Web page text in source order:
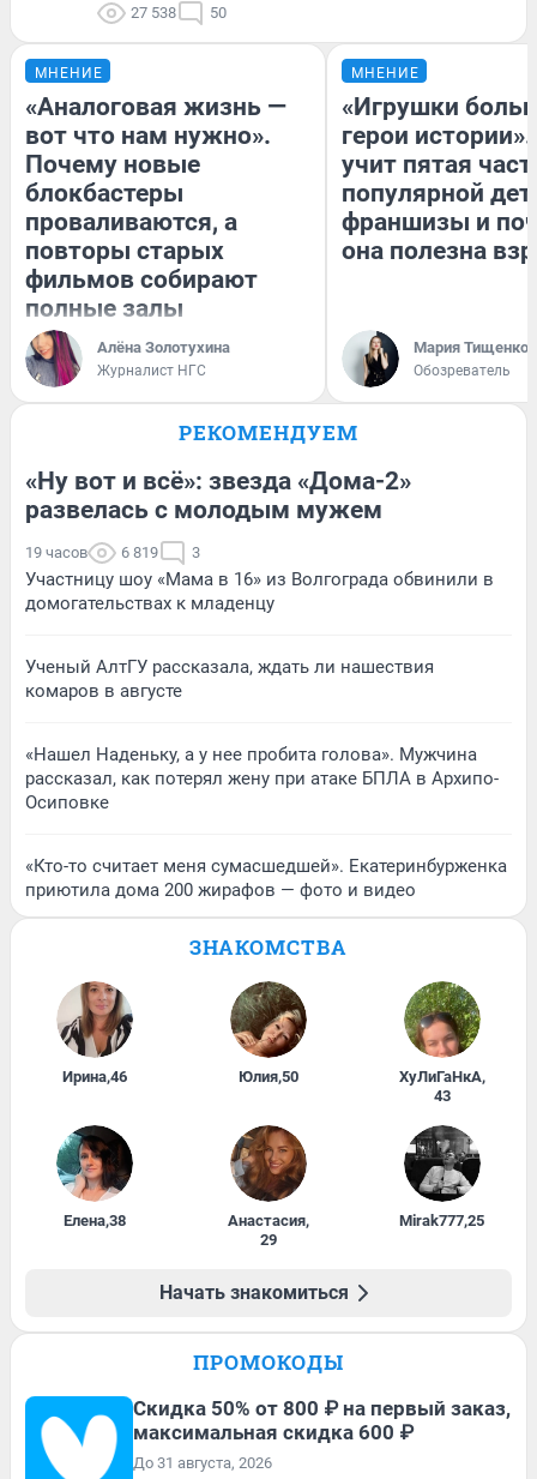
27 538 50
МНЕНИЕ
«Аналоговая жизнь —
вот что нам нужно».
Почему новые
блокбастеры
проваливаются, а
повторы старых
фильмов собирают
полные залы
Алёна Золотухина
Журналист НГС
МНЕНИЕ
«Игрушки
герои
учит пятая
популярной
франшизы и
она полезна
Мария Тищенко
Обозреватель
РЕКОМЕНДУЕМ
«Ну вот и всё»: звезда «Дома-2»
развелась с молодым мужем
19 часов 6 819 3
Участницу шоу «Мама в 16» из Волгограда обвинили в
домогательствах к младенцу
Ученый АлтГУ рассказала, ждать ли нашествия
комаров в августе
«Нашел Наденьку, а у нее пробита голова». Мужчина
рассказал, как потерял жену при атаке БПЛА в Архипо-
Осиповке
«Кто-то считает меня сумасшедшей». Екатеринбурженка
приютила дома 200 жирафов — фото и видео
ЗНАКОМСТВА
Ирина,46 Юлия,50 ХуЛиГаНкА,
43
Елена,38 Анастасия,
29
Mirak777,25
Начать знакомиться
ПРОМОКОДЫ
Скидка 50% от 800 ₽ на первый заказ,
максимальная скидка 600 ₽
До 31 августа, 2026